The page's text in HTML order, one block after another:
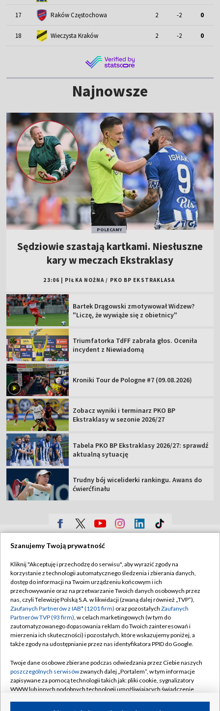
17 Raków Częstochowa 2 -2 0
18 Wieczysta Kraków 2 -2 0
Najnowsze
POLECAMY
Sędziowie szastają kartkami. Niesłuszne
kary w meczach Ekstraklasy
23:06 | PIŁKA NOŻNA / PKO BP EKSTRAKLASA
Bartek Drągowski zmotywował Widzew?
"Liczę, że wywiąże się z obietnicy"
Triumfatorka TdFF zabrała głos. Oceniła
incydent z Niewiadomą
Kroniki Tour de Pologne #7 (09.08.2026)
Zobacz wyniki i terminarz PKO BP
Ekstraklasy w sezonie 2026/27
Tabela PKO BP Ekstraklasy 2026/27: sprawdź
aktualną sytuację
Trudny bój wiceliderki rankingu. Awans do
ćwierćfinału
Sklep TVP
Biuro Reklamy
Oferta Handlowa
Telegazeta ogłoszenia
Emisja w TVP
Ogłoszenia przetargowe
Akademia Telewizyjna
Polityka prywatności
Moje zgody
Biuro reklamy
Kontakt
©2026 Telewizja Polska Spółka Akcyjna w likwidacji
Szanujemy Twoją prywatność
Kliknij "Akceptuję i przechodzę do serwisu", aby wyrazić zgody na
korzystanie z technologii automatycznego śledzenia i zbierania danych,
dostęp do informacji na Twoim urządzeniu końcowym i ich
przechowywanie oraz na przetwarzanie Twoich danych osobowych przez
nas, czyli Telewizję Polską S.A. w likwidacji (zwaną dalej również „TVP”),
Zaufanych Partnerów z IAB* (1201 firm) oraz pozostałych Zaufanych
Partnerów TVP (93 firm), w celach marketingowych (w tym do
zautomatyzowanego dopasowania reklam do Twoich zainteresowań i
mierzenia ich skuteczności) i pozostałych, które wskazujemy poniżej, a
także zgody na udostępnianie przez nas identyfikatora PPID do Google.
Twoje dane osobowe zbierane podczas odwiedzania przez Ciebie naszych
poszczególnych serwisówzwanych dalej „Portalem”, w tym informacje
zapisywane za pomocą technologii takich jak: pliki cookie, sygnalizatory
WWW lub innych podobnych technologii umożliwiających świadczenie